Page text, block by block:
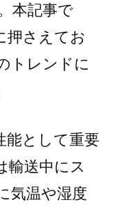
本記事で
押さえてお
トレンドに
能として重要
輸送中にス
気温や湿度